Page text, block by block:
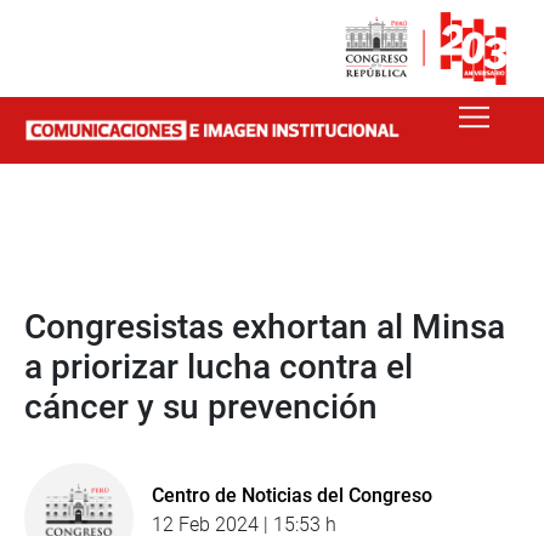
Congresistas exhortan al Minsa
a priorizar lucha contra el
cáncer y su prevención
Centro de Noticias del Congreso
12 Feb 2024 | 15:53 h